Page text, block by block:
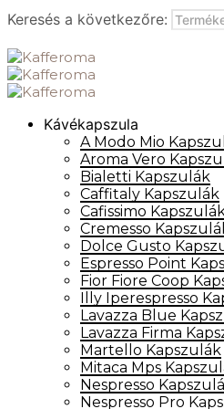
Keresés a következőre:
Kávékapszula
A Modo Mio
Aroma Vero
Bialetti Kapszulák
Caffitaly Kapszulák
Cafissimo
Cremesso
Dolce Gusto
Espresso Point
Fior Fiore Coop
Illy Iperespresso
Lavazza Blue
Lavazza Firma
Martello Kapszulák
Mitaca Mps
Nespresso
Nespresso Pro